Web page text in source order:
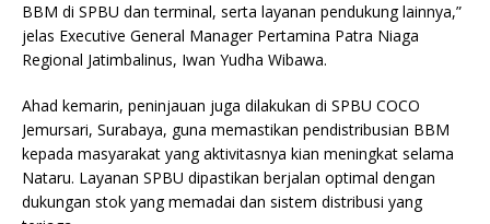
BBM di SPBU dan terminal, serta layanan pendukung lainnya,”
jelas Executive General Manager Pertamina Patra Niaga
Regional Jatimbalinus, Iwan Yudha Wibawa.
Ahad kemarin, peninjauan juga dilakukan di SPBU COCO
Jemursari, Surabaya, guna memastikan pendistribusian BBM
kepada masyarakat yang aktivitasnya kian meningkat selama
Nataru. Layanan SPBU dipastikan berjalan optimal dengan
dukungan stok yang memadai dan sistem distribusi yang